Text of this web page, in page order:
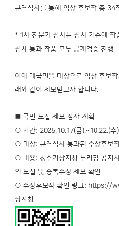
규격심사를 통해 입상 후보작 총 34
* 1차 전문가 심사는 심사 기준에 작
심사 통과 작품 모두 공개검증 진행
이에 대국민을 대상으로 입상 후보
래와 같이 제보받고자 합니다.
■ 국민 표절 제보 심사 계획
○ 기간: 2025.10.17(금).~10.22.(수)
○ 대상: 규격심사 통과된 수상후보
○ 내용: 청주기상지청 누리집 공지
의 표절 및 중복수상 제보 확인
○ 수상후보작 확인 링크: https://
상지청